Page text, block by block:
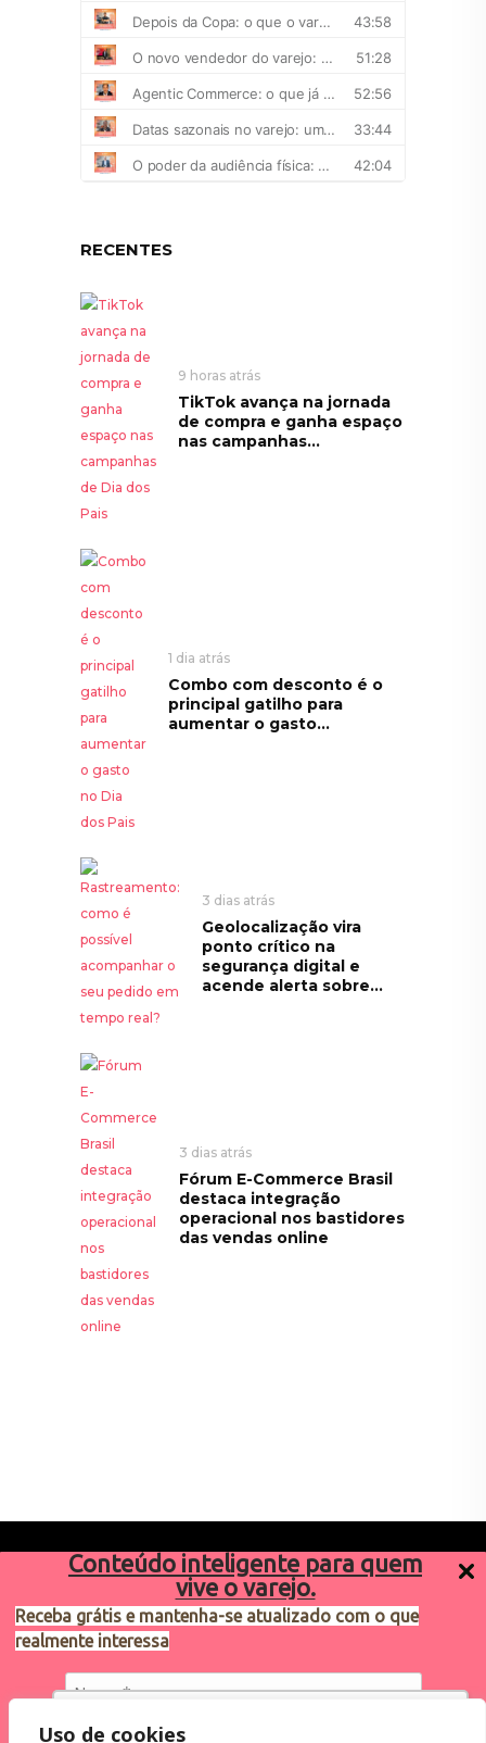
Conteúdo inteligente para quem
vive o varejo.
Receba grátis e mantenha-se atualizado com o que
realmente interessa
Utilizamos cookies para oferecer melhor
Uso de cookies
RECENTES
9 horas atrás
TikTok avança na jornada
de compra e ganha espaço
nas campanhas...
1 dia atrás
Combo com desconto é o
principal gatilho para
aumentar o gasto...
3 dias atrás
Geolocalização vira
ponto crítico na
segurança digital e
acende alerta sobre...
3 dias atrás
Fórum E-Commerce Brasil
destaca integração
operacional nos bastidores
das vendas online
varejosa@cndl.org.br